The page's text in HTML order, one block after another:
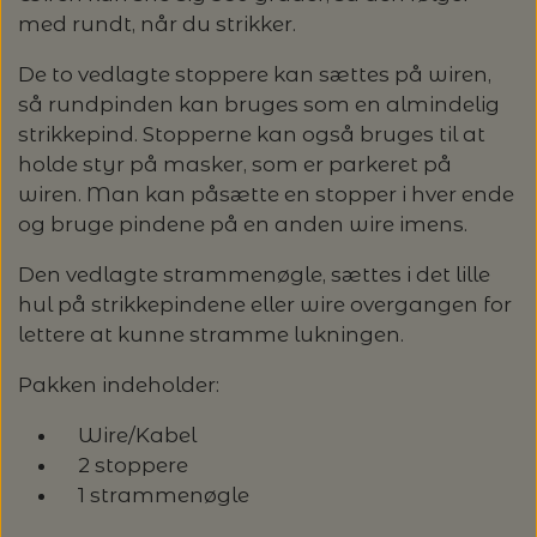
LANG YARNS: CASHMERE CLASSIC - SPAR
30%
RAUMA: PETUNIA PIMA BOMULDSGARN
- SPAR 20%
PACUALI: SAYAMA - SPAR 15%
PASCUALI: NEPAL - SPAR 20%
PASCULI: SUAVE - SPAR 20%
POMP STITCH - BRODERI - SPAR 30-35%
PÅ ALLE KITS
KAREN KLARBÆK
KATIA CONCEPT
KIT COUTURE - GARN
KNITTING FOR OLIVE
LANG YARNS
MONDIAL
ISAGER
ISTEX
JOJO KNITWEAR - GARNKITS
KIT COUTURE
LENE HOLME SAMSØE - LEKNIT
OTHER LOOPS
TØRKLÆDER/SJALER/PONCHOER
ELASTIKKER
GARNVINDER / KRYDSNØGLEAPPARAT
GARNVINSLER
MASKEMARKØRER
MASKESTOPPERE
MASKEWIRES
MÅLEBÅND / PINDEMÅLERE
OPSKRIFTHOLDER FRA KNITPRO -
STRIKKENÅLE, SYNÅLE OG PUNCHNÅLE
SYTRÅD
GLERUPS BØRN OG BABY
GLERUPS FILTSÅLER
TASKER - MUUD LIVING
TILBEHØR - MUUD LIVING
OMNIOUTIL - JAPANSKE SPANDE -
HACHIMAN
med rundt, når du strikker.
De to vedlagte stoppere kan sættes på wiren,
så rundpinden kan bruges som en almindelig
strikkepind. Stopperne kan også bruges til at
holde styr på masker, som er parkeret på
wiren. Man kan påsætte en stopper i hver ende
og bruge pindene på en anden wire imens.
Den vedlagte strammenøgle, sættes i det lille
hul på strikkepindene eller wire overgangen for
lettere at kunne stramme lukningen.
Pakken indeholder:
Wire/Kabel
2 stoppere
1 strammenøgle